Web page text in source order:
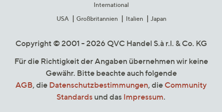
International
USA
Großbritannien Italien Japan
Copyright © 2001 - 2026 QVC Handel S.à r.l. & Co. KG
Für die Richtigkeit der Angaben übernehmen wir keine
Gewähr. Bitte beachte auch folgende
AGB, die Datenschutzbestimmungen, die Community
Standards und das Impressum.